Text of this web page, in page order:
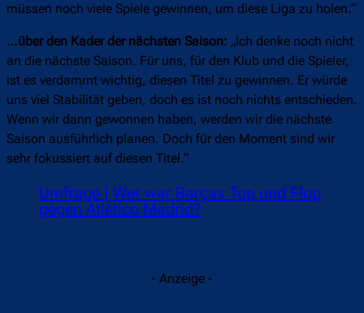
müssen noch viele Spiele gewinnen, um diese Liga zu holen.“
…über den Kader der nächsten Saison: „Ich denke noch nicht
an die nächste Saison. Für uns, für den Klub und die Spieler,
ist es verdammt wichtig, diesen Titel zu gewinnen. Er würde
uns viel Stabilität geben, doch es ist noch nichts entschieden.
Wenn wir dann gewonnen haben, werden wir die nächste
Saison ausführlich planen. Doch für den Moment sind wir
sehr fokussiert auf diesen Titel.“
Umfrage | Wer war Barças Top und Flop
gegen Atlético Madrid?
- Anzeige -